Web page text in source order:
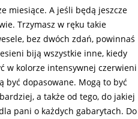
miesiące. A jeśli będą jeszcze
Trzymasz w ręku takie
bez dwóch zdań, powinnaś
biją wszystkie inne, kiedy
w kolorze intensywnej czerwieni
być dopasowane. Mogą to być
a także od tego, do jakiej
pani o każdych gabarytach. Do